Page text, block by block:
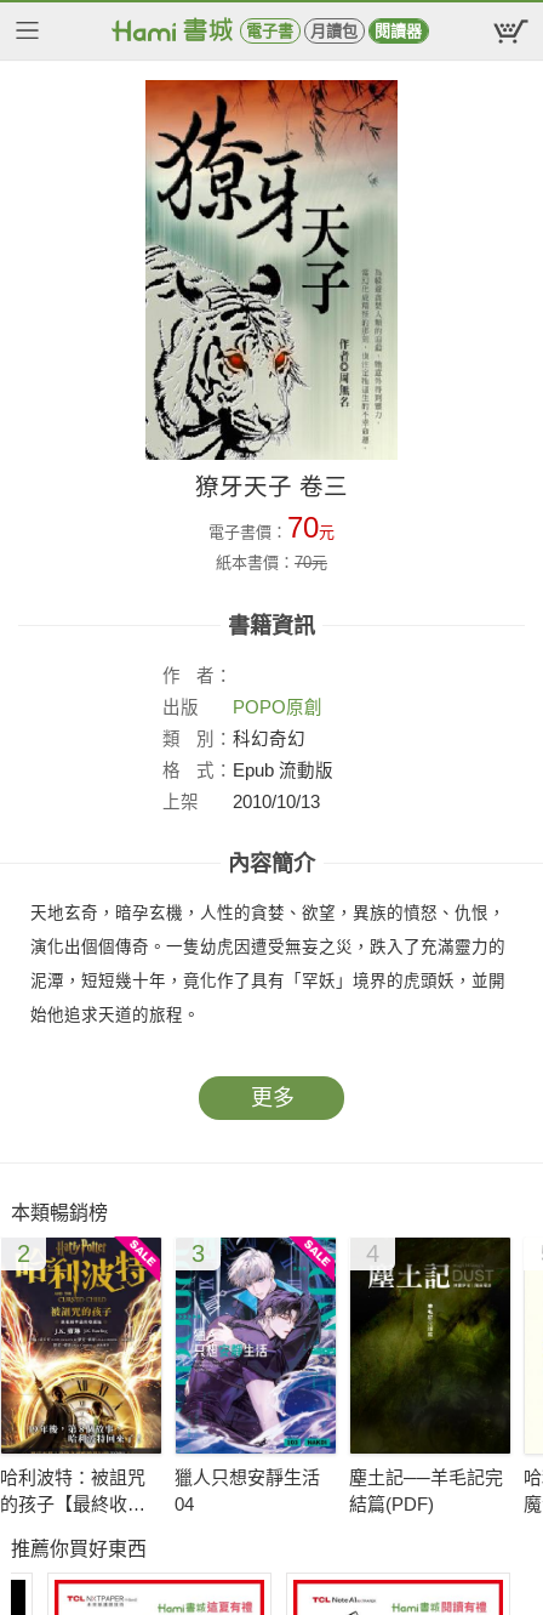
電子書 月讀包 閱讀器
獠牙天子 卷三
電子書價： 70元
紙本書價： 70元
書籍資訊
作
者：
出版
社：
POPO原創
類
別： 科幻奇幻
格
式： Epub 流動版
上架
2010/10/13
內容簡介
天地玄奇，暗孕玄機，人性的貪婪、欲望，異族的憤怒、仇恨，
演化出個個傳奇。一隻幼虎因遭受無妄之災，跌入了充滿靈力的
泥潭，短短幾十年，竟化作了具有「罕妖」境界的虎頭妖，並開
始他追求天道的旅程。
更多
本類暢銷榜
2
哈利波特：被詛咒
的孩子【最終收藏
3
獵人只想安靜生活
04
4
塵土記──羊毛記完
結篇(PDF)
推薦你買好東西